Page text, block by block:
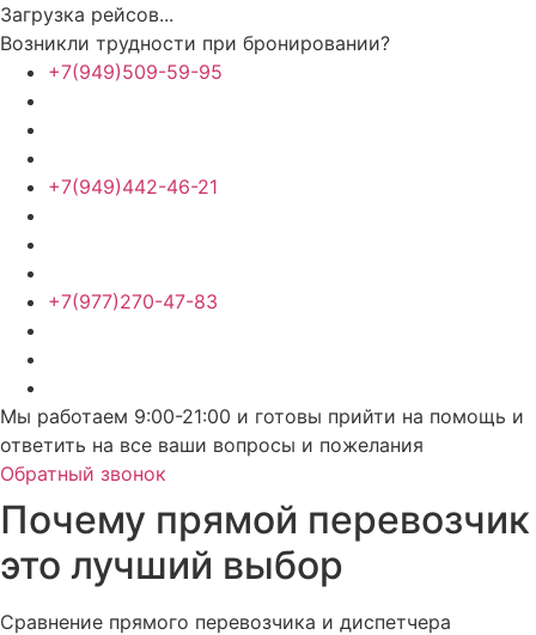
Загрузка рейсов...
Возникли трудности при бронировании?
+7(949)509-59-95
+7(949)442-46-21
+7(977)270-47-83
Мы работаем 9:00-21:00 и готовы прийти на помощь и
ответить на все ваши вопросы и пожелания
Обратный звонок
Почему прямой перевозчик
это лучший выбор
Сравнение прямого перевозчика и диспетчера